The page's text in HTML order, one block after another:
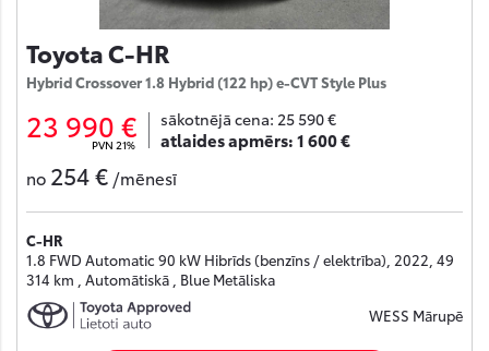
Toyota C-HR
Hybrid Crossover 1.8 Hybrid (122 hp) e-CVT Style Plus
23 990 €
PVN 21%
sākotnējā cena: 25 590 €
atlaides apmērs:1 600 €
no 254 € /mēnesī
C-HR
1.8 FWD Automatic 90 kW Hibrīds (benzīns / elektrība), 2022, 49
314 km , Automātiskā , Blue Metāliska
WESS Mārupē